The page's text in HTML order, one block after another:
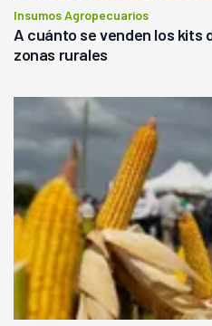
Insumos Agropecuarios
A cuánto se venden los kits
zonas rurales